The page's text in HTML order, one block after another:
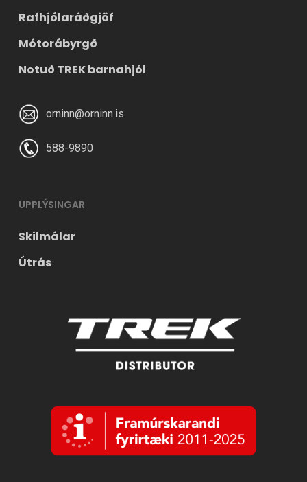
Rafhjólaráðgjöf
Mótorábyrgð
Notuð TREK barnahjól
orninn@orninn.is
588-9890
UPPLÝSINGAR
Skilmálar
Útrás